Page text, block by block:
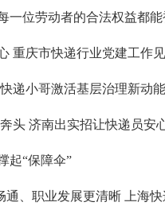
一位劳动者的合法权益都
重庆市快递行业党建工作
递小哥激活基层治理新动能
头 济南出实招让快递员安
起“保障伞”
、职业发展更清晰 上海